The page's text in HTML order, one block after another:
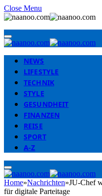
Close Menu
NEWS
LIFESTYLE
TECHNIK
STYLE
GESUNDHEIT
FINANZEN
REISE
SPORT
A-Z
Home»Nachrichten»JU-Chef
für digitale Parteitage